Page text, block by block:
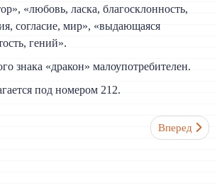
«любовь, ласка, благосклонность,
согласие, мир», «выдающаяся
гений».
знака «дракон» малоупотребителен.
под номером 212.
齿 / 齒 Ключевой иероглиф №211Следующий:
Вперед